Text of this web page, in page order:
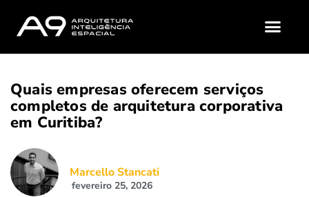
Quais empresas oferecem serviços
completos de arquitetura corporativa
em Curitiba?
Marcello Stancati
fevereiro 25, 2026